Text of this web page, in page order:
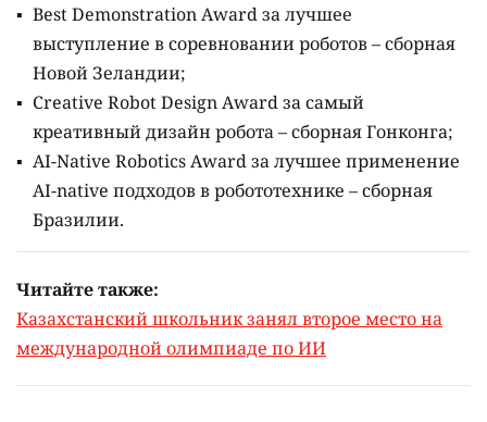
Best Demonstration Award за лучшее
выступление в соревновании роботов – сборная
Новой Зеландии;
Creative Robot Design Award за самый
креативный дизайн робота – сборная Гонконга;
AI-Native Robotics Award за лучшее применение
AI-native подходов в робототехнике – сборная
Бразилии.
Читайте также:
Казахстанский школьник занял второе место на
международной олимпиаде по ИИ